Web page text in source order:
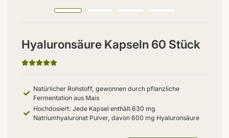
Hyaluronsäure Kapseln 60 Stück
Natürlicher Rohstoff, gewonnen durch pflanzliche
Fermentation aus Mais
Hochdosiert: Jede Kapsel enthält 630 mg
Natriumhyaluronat Pulver, davon 600 mg Hyaluronsäure